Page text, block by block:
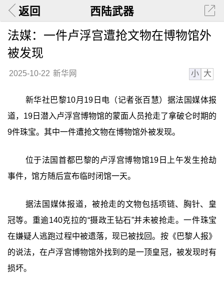
返回 西陆武器
法媒：一件卢浮宫遭抢文物在博物馆外
被发现
2025-10-22 新华网 小 大
新华社巴黎10月19日电（记者张百慧）据法国媒体报
道，19日潜入卢浮宫博物馆的蒙面人员抢走了拿破仑时期的
9件珠宝。其中一件遭抢文物在博物馆外被发现。
位于法国首都巴黎的卢浮宫博物馆19日上午发生抢劫
事件，馆方随后宣布临时闭馆一天。
据法国媒体报道，被抢走的文物包括项链、胸针、皇
冠等。重逾140克拉的“摄政王钻石”并未被抢走。一件珠宝
在嫌疑人逃跑过程中被遗落，现已被找回。按《巴黎人报》
的说法，在卢浮宫博物馆外找到的是一顶皇冠，被发现时有
损坏。